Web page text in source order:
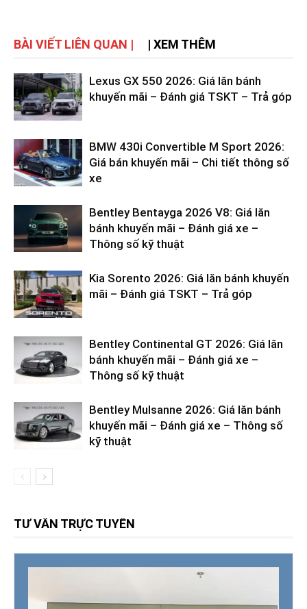
BÀI VIẾT LIÊN QUAN | | XEM THÊM
Lexus GX 550 2026: Giá lăn bánh
khuyến mãi – Đánh giá TSKT – Trả góp
BMW 430i Convertible M Sport 2026:
Giá bán khuyến mãi – Chi tiết thông số
xe
Bentley Bentayga 2026 V8: Giá lăn
bánh khuyến mãi – Đánh giá xe –
Thông số kỹ thuật
Kia Sorento 2026: Giá lăn bánh khuyến
mãi – Đánh giá TSKT – Trả góp
Bentley Continental GT 2026: Giá lăn
bánh khuyến mãi – Đánh giá xe –
Thông số kỹ thuật
Bentley Mulsanne 2026: Giá lăn bánh
khuyến mãi – Đánh giá xe – Thông số
kỹ thuật
TƯ VẤN TRỰC TUYẾN